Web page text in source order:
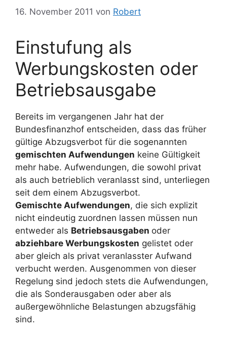
16. November 2011 von Robert
Einstufung als
Werbungskosten oder
Betriebsausgabe
Bereits im vergangenen Jahr hat der
Bundesfinanzhof entscheiden, dass das früher
gültige Abzugsverbot für die sogenannten
gemischten Aufwendungen keine Gültigkeit
mehr habe. Aufwendungen, die sowohl privat
als auch betrieblich veranlasst sind, unterliegen
seit dem einem Abzugsverbot.
Gemischte Aufwendungen, die sich explizit
nicht eindeutig zuordnen lassen müssen nun
entweder als Betriebsausgaben oder
abziehbare Werbungskosten gelistet oder
aber gleich als privat veranlasster Aufwand
verbucht werden. Ausgenommen von dieser
Regelung sind jedoch stets die Aufwendungen,
die als Sonderausgaben oder aber als
außergewöhnliche Belastungen abzugsfähig
sind.